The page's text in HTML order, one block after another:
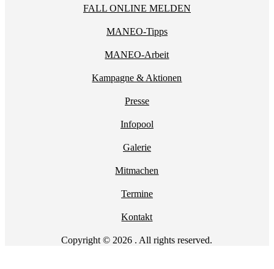
FALL ONLINE MELDEN
MANEO-Tipps
MANEO-Arbeit
Kampagne & Aktionen
Presse
Infopool
Galerie
Mitmachen
Termine
Kontakt
Copyright © 2026 . All rights reserved.